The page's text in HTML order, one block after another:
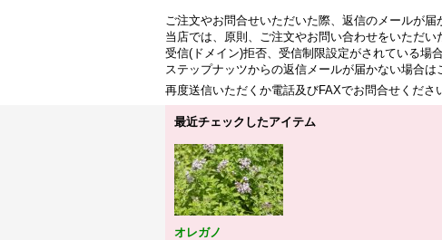
ご注文やお問合せいただいた際、返信のメールが届
当店では、原則、ご注文やお問い合わせをいただい
受信(ドメイン)拒否、受信制限設定がされている場
ステップナッツからの返信メールが届かない場合は
再度送信いただくか電話及びFAXでお問合せくだ
最近チェックしたアイテム
オレガノ